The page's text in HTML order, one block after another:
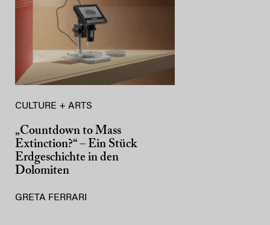
CULTURE + ARTS
„Countdown to Mass
Extinction?“ – Ein Stück
Erdgeschichte in den
Dolomiten
GRETA FERRARI